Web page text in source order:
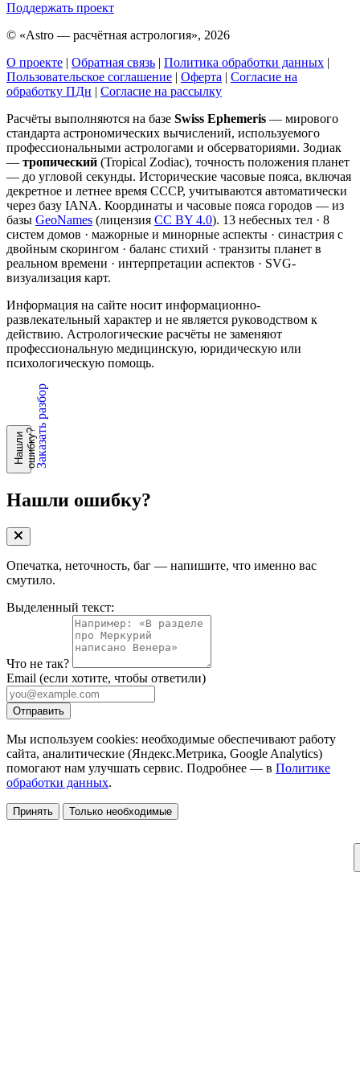
Поддержать проект
© «Astro — расчётная астрология», 2026
О проекте | Обратная связь | Политика обработки данных |
Пользовательское соглашение | Оферта | Согласие на
обработку ПДн | Согласие на рассылку
Расчёты выполняются на базе Swiss Ephemeris — мирового
стандарта астрономических вычислений, используемого
профессиональными астрологами и обсерваториями. Зодиак
— тропический (Tropical Zodiac), точность положения планет
— до угловой секунды. Исторические часовые пояса, включая
декретное и летнее время СССР, учитываются автоматически
через базу IANA. Координаты и часовые пояса городов — из
базы GeoNames (лицензия CC BY 4.0). 13 небесных тел · 8
систем домов · мажорные и минорные аспекты · синастрия с
двойным скорингом · баланс стихий · транзиты планет в
реальном времени · интерпретации аспектов · SVG-
визуализация карт.
Информация на сайте носит информационно-
развлекательный характер и не является руководством к
действию. Астрологические расчёты не заменяют
профессиональную медицинскую, юридическую или
психологическую помощь.
Н
а
ш
л
и
о
ш
и
б
к
у?Заказать разбор
Нашли ошибку?
Опечатка, неточность, баг — напишите, что именно вас
смутило.
Выделенный текст:
Что не так?
Email (если хотите, чтобы ответили)
Отправить
Мы используем cookies: необходимые обеспечивают работу
сайта, аналитические (Яндекс.Метрика, Google Analytics)
помогают нам улучшать сервис. Подробнее — в Политике
обработки данных.
Принять Только необходимые